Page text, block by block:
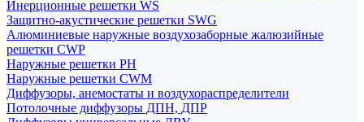
Инерционные решетки WS
Защитно-акустические решетки SWG
Алюминиевые наружные воздухозаборные жалюзийные
решетки CWP
Наружные решетки РН
Наружные решетки CWM
Диффузоры, анемостаты и воздухораспределители
Потолочные диффузоры ДПН, ДПР